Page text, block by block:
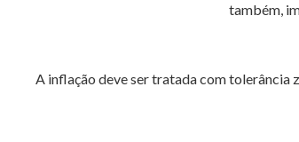
também,
A inflação deve ser tratada com tolerância